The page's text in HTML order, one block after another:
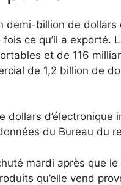
demi-billion de
ce qu’il a exporté.
et de 116
de 1,2 billion de
dollars
du Bureau du
mardi après que
qu’elle vend